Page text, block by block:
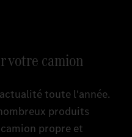
votre camion
toute l'année.
produits
propre et